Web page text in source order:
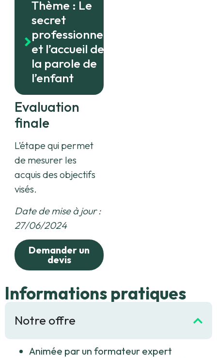
Thème : Le
secret
professionnel
et l’accueil de
la parole de
l’enfant
Evaluation
finale
L’étape qui permet
de mesurer les
acquis des objectifs
visés.
Date de mise à jour :
27/06/2024
Demander un
devis
Informations pratiques
Notre offre
Animée par un formateur expert